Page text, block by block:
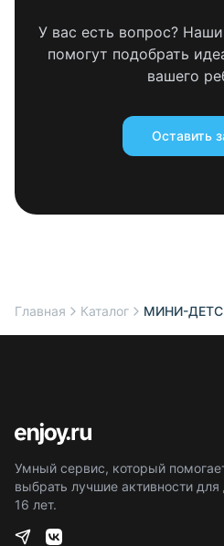
У вас есть вопрос?
помогут подобрать
вашего
Оставить
Главная Каталог МИНИ-
Умный сервис, который
выбрать лучшие активности для
16 лет.